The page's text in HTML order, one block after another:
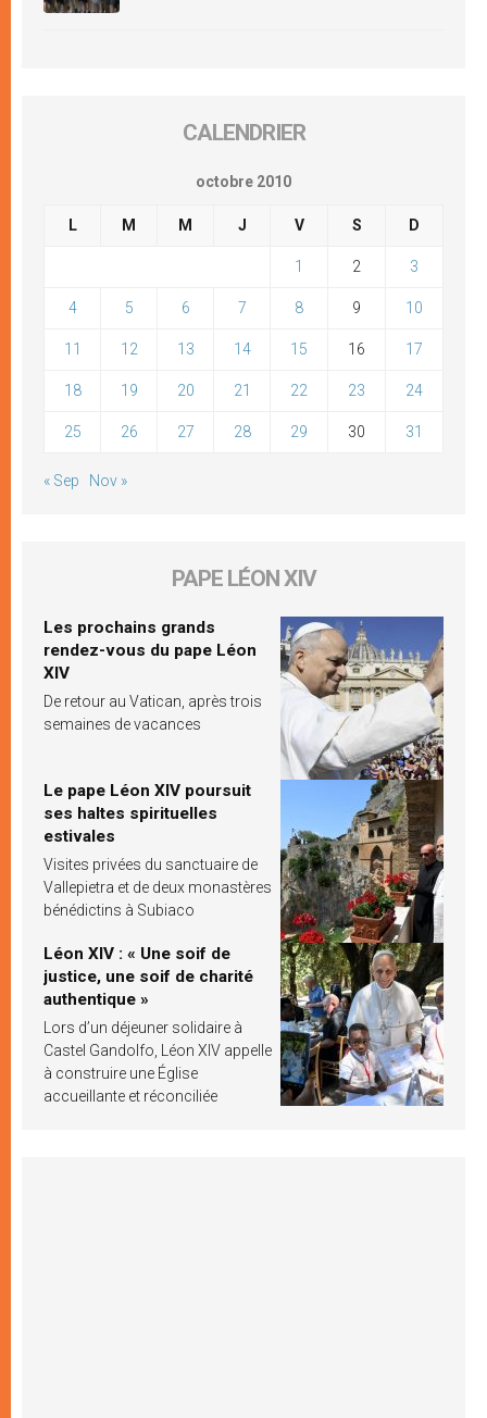
CALENDRIER
octobre 2010
L M M J V S D
1 2 3
4 5 6 7 8 9 10
11 12 13 14 15 16 17
18 19 20 21 22 23 24
25 26 27 28 29 30 31
« Sep Nov »
PAPE LÉON XIV
Les prochains grands
rendez-vous du pape Léon
XIV
De retour au Vatican, après trois
semaines de vacances
Le pape Léon XIV poursuit
ses haltes spirituelles
estivales
Visites privées du sanctuaire de
Vallepietra et de deux monastères
bénédictins à Subiaco
Léon XIV : « Une soif de
justice, une soif de charité
authentique »
Lors d’un déjeuner solidaire à
Castel Gandolfo, Léon XIV appelle
à construire une Église
accueillante et réconciliée